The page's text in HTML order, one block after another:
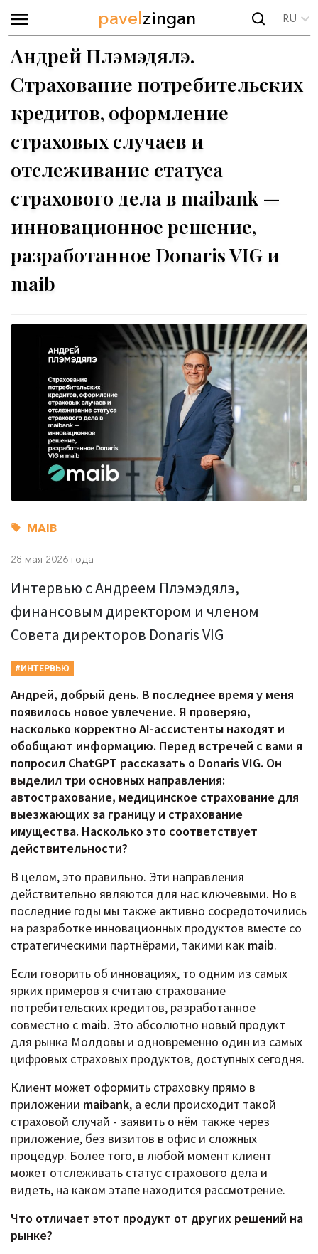
pavelzingan RU
MAIB
28 мая 2026 года
Андрей Плэмэдялэ.
Страхование потребительских
кредитов, оформление
страховых случаев и
отслеживание статуса
страхового дела в maibank —
инновационное решение,
разработанное Donaris VIG и
maib
Интервью с Андреем Плэмэдялэ,
финансовым директором и членом
Совета директоров Donaris VIG
#ИНТЕРВЬЮ
Андрей, добрый день. В последнее время у меня
появилось новое увлечение. Я проверяю,
насколько корректно AI-ассистенты находят и
обобщают информацию. Перед встречей с вами я
попросил ChatGPT рассказать о Donaris VIG. Он
выделил три основных направления:
автострахование, медицинское страхование для
выезжающих за границу и страхование
имущества. Насколько это соответствует
действительности?
В целом, это правильно. Эти направления
действительно являются для нас ключевыми. Но в
последние годы мы также активно сосредоточились
на разработке инновационных продуктов вместе со
стратегическими партнёрами, такими как maib.
Если говорить об инновациях, то одним из самых
ярких примеров я считаю страхование
потребительских кредитов, разработанное
совместно с maib. Это абсолютно новый продукт
для рынка Молдовы и одновременно один из самых
цифровых страховых продуктов, доступных сегодня.
Клиент может оформить страховку прямо в
приложении maibank, а если происходит такой
страховой случай - заявить о нём также через
приложение, без визитов в офис и сложных
процедур. Более того, в любой момент клиент
может отслеживать статус страхового дела и
видеть, на каком этапе находится рассмотрение.
Что отличает этот продукт от других решений на
рынке?